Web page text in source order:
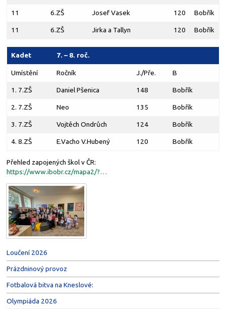
Loučení 2026
Prázdninový provoz
Fotbalová bitva na Kneslové:
Olympiáda 2026
11 6.ZŠ Josef Vasek 120 Bobřík
11 6.ZŠ Jirka a Tallyn 120 Bobřík
Kadet 7. – 8. roč.
Umístění Ročník J./Pře. B
1. 7.ZŠ Daniel Pšenica 148 Bobřík
2. 7.ZŠ Neo 135 Bobřík
3. 7.ZŠ Vojtěch Ondrůch 124 Bobřík
4. 8.ZŠ E.Vacho V.Hubený 120 Bobřík
Přehled zapojených škol v ČR:
https://www.ibobr.cz/mapa2/?…